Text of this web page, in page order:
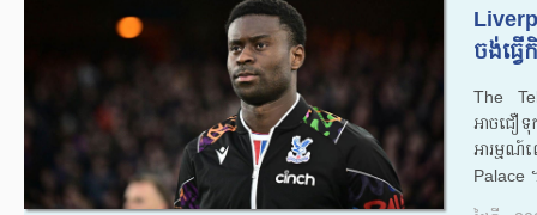
ចង់ធ្វើ
The
អាចជឿ
អារម្មណ៍
Palace